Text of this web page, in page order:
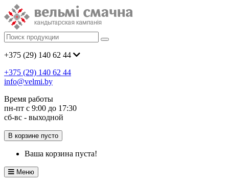
+375 (29) 140 62 44
+375 (29) 140 62 44
info@velmi.by
Время работы
пн-пт с 9:00 до 17:30
сб-вс - выходной
В корзине пусто
Ваша корзина пуста!
Меню